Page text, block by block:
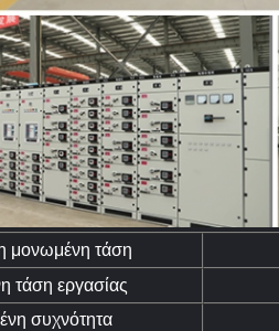
μονωμένη τάση
τάση εργασίας
συχνότητα